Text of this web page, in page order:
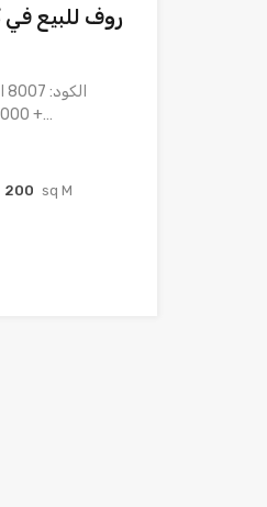
2,750,000 جنيه (شامل المطبخ) +…
200 sq M